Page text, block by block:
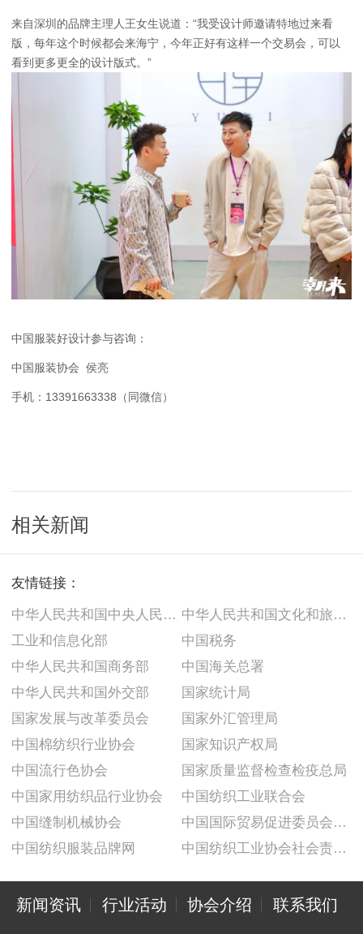
来自深圳的品牌主理人王女生说道：“我受设计师邀请特地过来看
版，每年这个时候都会来海宁，今年正好有这样一个交易会，可以
看到更多更全的设计版式。”
中国服装好设计参与咨询：
中国服装协会 侯亮
手机：13391663338（同微信）
相关新闻
友情链接：
中华人民共和国中央人民政府
工业和信息化部
中华人民共和国商务部
中华人民共和国外交部
国家发展与改革委员会
中华人民共和国文化和旅游部
中国税务
中国海关总署
国家统计局
国家外汇管理局
中国棉纺织行业协会
中国流行色协会
中国家用纺织品行业协会
中国缝制机械协会
中国纺织服装品牌网
国家知识产权局
国家质量监督检查检疫总局
中国纺织工业联合会
中国国际贸易促进委员会纺织行业分会
中国纺织工业协会社会责任建设推广委员会
新闻资讯 行业活动 协会介绍 联系我们